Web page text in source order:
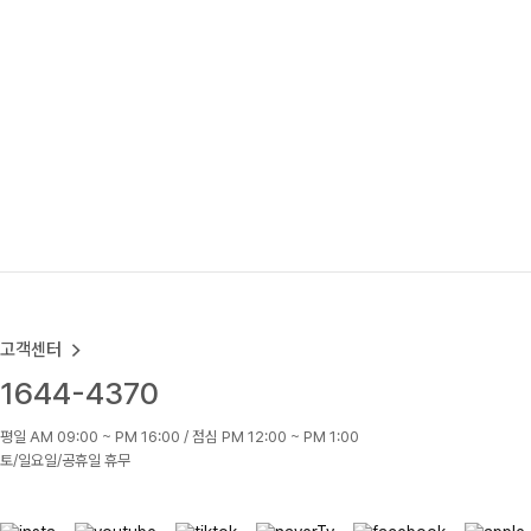
고객센터
1644-4370
평일 AM 09:00 ~ PM 16:00 / 점심 PM 12:00 ~ PM 1:00
토/일요일/공휴일 휴무